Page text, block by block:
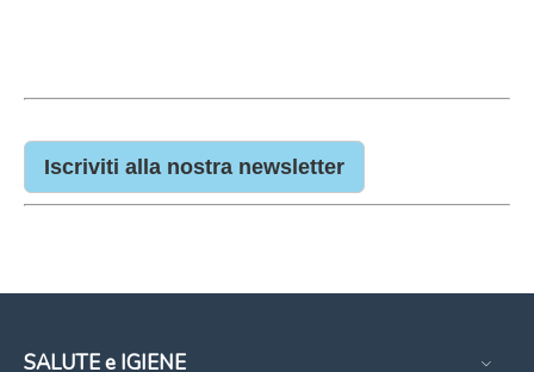
Iscriviti alla nostra newsletter
SALUTE e IGIENE